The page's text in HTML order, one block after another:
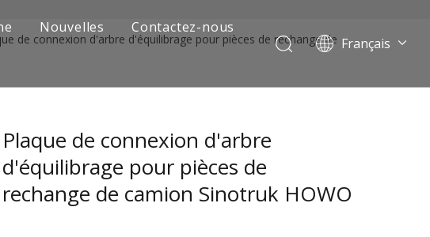
Nouvelles
Contactez-nous
Français
Pусский
de connexion d'arbre d'équilibrage pour pièces de rechange de
Plaque de connexion d'arbre
d'équilibrage pour pièces de
rechange de camion Sinotruk HOWO